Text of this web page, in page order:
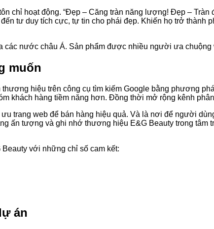
chỉ hoạt động. “Đẹp – Căng tràn năng lượng! Đẹp – Tràn
tư duy tích cực, tự tin cho phái đẹp. Khiến họ trở thành
các nước châu Á. Sản phẩm được nhiều người ưa chuộng
muốn
hiệu trên công cụ tìm kiếm Google bằng phương
khách hàng tiềm năng hơn. Đồng thời mở rộng kênh
trang web để bán hàng hiệu quả. Và là nơi để người
ấn tượng và ghi nhớ thương hiệu E&G Beauty trong tâm
với những chỉ số cam kết:
án